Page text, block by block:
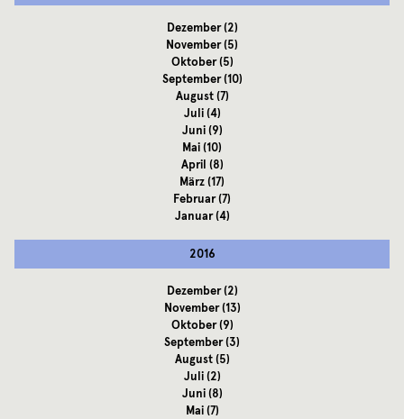
Dezember(2)
November(5)
Oktober(5)
September(10)
August(7)
Juli(4)
Juni(9)
Mai(10)
April (8)
März(17)
Februar(7)
Januar(4)
2016
Dezember(2)
November(13)
Oktober(9)
September(3)
August(5)
Juli(2)
Juni(8)
Mai(7)